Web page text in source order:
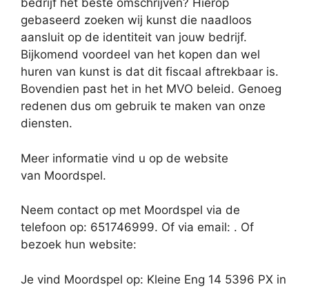
bedrijf het beste omschrijven? Hierop
gebaseerd zoeken wij kunst die naadloos
aansluit op de identiteit van jouw bedrijf.
Bijkomend voordeel van het kopen dan wel
huren van kunst is dat dit fiscaal aftrekbaar is.
Bovendien past het in het MVO beleid. Genoeg
redenen dus om gebruik te maken van onze
diensten.
Meer informatie vind u op de website
van Moordspel.
Neem contact op met Moordspel via de
telefoon op: 651746999. Of via email: . Of
bezoek hun website:
Je vind Moordspel op: Kleine Eng 14 5396 PX in